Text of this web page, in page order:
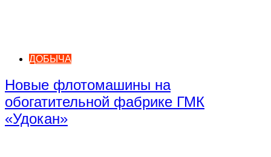
ДОБЫЧА
Новые флотомашины на
обогатительной фабрике ГМК
«Удокан»